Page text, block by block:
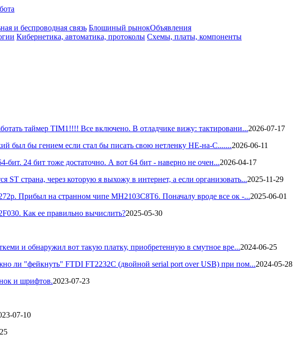
и беспроводная связь Блошиный рынокОбъявления
Кибернетика, автоматика, протоколы Схемы, платы, компоненты
таймер TIM1!!!! Все включено. В отладчике вижу: тактировани...2026-07-17
был бы гением если стал бы писать свою нетленку НЕ-на-С.......2026-06-11
24 бит тоже достаточно. А вот 64 бит - наверно не очен...2026-04-17
страна, через которую я выхожу в интернет, а если организовать...2025-11-29
Прибыл на странном чипе MH2103C8T6. Поначалу вроде все ок -...2025-06-01
Как ее правильно вычислить?2025-05-30
и обнаружил вот такую платку, приобретенную в смутное вре...2024-06-25
ли "фейкнуть" FTDI FT2232C (двойной serial port over USB) при пом...2024-05-28
и шрифтов.2023-07-23
07-10